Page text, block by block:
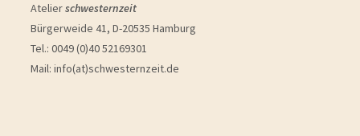
Atelierschwesternzeit
Bürgerweide 41, D-20535 Hamburg
Tel.: 0049 (0)40 52169301
Mail: info(at)schwesternzeit.de